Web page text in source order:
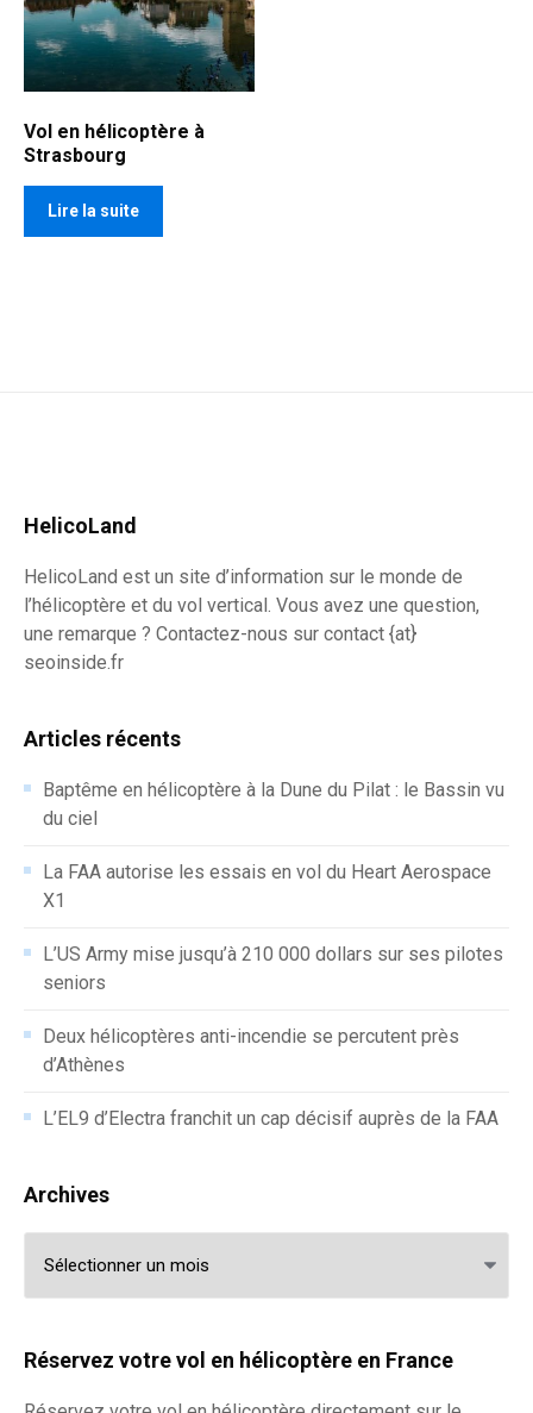
Vol en hélicoptère à
Strasbourg
Lire la suite
HelicoLand
HelicoLand est un site d’information sur le monde de
l’hélicoptère et du vol vertical. Vous avez une question,
une remarque ? Contactez-nous sur contact {at}
seoinside.fr
Articles récents
Baptême en hélicoptère à la Dune du Pilat : le Bassin vu
du ciel
La FAA autorise les essais en vol du Heart Aerospace
X1
L’US Army mise jusqu’à 210 000 dollars sur ses pilotes
seniors
Deux hélicoptères anti-incendie se percutent près
d’Athènes
L’EL9 d’Electra franchit un cap décisif auprès de la FAA
Archives
Réservez votre vol en hélicoptère en France